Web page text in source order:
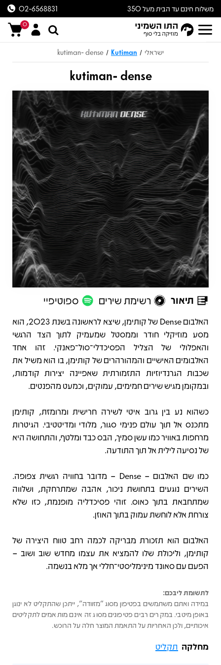
משלוח חינם עד הבית מעל 350
ש״ח
02-6568831
0
ישראלי /
Kutiman
/
kutiman- dense
kutiman- dense
תיאור רשימת שירים ספוטיפיי
תיאור
האלבום Dense של קותימן, שיצא לראשונה בשנת 2023, הוא
מסע מוזיקלי חודר וממסטל שמעמיק לתוך הצד הרגשי
והאפלולי של הצליל הפסיכדלי־סול־פאנקי. זהו אחד
האלבומים האישיים והמהורהרים של קותימן, בו הוא משיל את
שכבות הגרנדיוזיות התזמורתית שאפיינה יצירות קודמות,
ובמקומן מגיש שירים חמימים, עמוקים, וכמעט מהפנטים.
כשהוא נע בין גרוב איטי לשירה חרישית ומרומזת, קותימן
מתכנס אל תוך עולם פנימי סגור, מלודי ומדיטטיבי. הגיטרות
מרחפות באוויר כמו עשן סמיך, הבס כבד ומלטף, והתחושה היא
של נסיעה לילית אל תוך התודעה.
כמו שם האלבום – Dense – מדובר בחוויה רגשית צפופה.
השירים נוגעים בתחושת ניכור, אהבה שמתרחקת, ושלווה
שמתחבאת בתוך כאוס. זוהי פסיכדליה מופנמת, כזו שלא
צורחת אלא לוחשת עמוק בתוך האוזן.
האלבום הוא תזכורת מבריקה לכמה רחב טווח היצירה של
קותימן, וליכולת שלו להמציא את עצמו מחדש שוב ושוב –
הפעם עם סאונד מינימליסטי־חללי אך מלא בנשמה.
לתשומת ליבכם:
במידה ואתם משתמשים בפטיפון מסוג "מזוודה", ייתכן שהתקליט לא ינוגן
באופן מיטבי. במקרים רבים פטיפונים מסוג זה אינם מותאמים לתקליטים
איכותיים, ולכן האחריות על התאמת המוצר חלה על הרוכש.
מחלקה תקליט